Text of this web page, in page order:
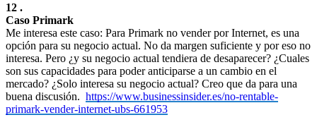
12 .
Caso Primark
Me interesa este caso: Para Primark no vender por Internet, es una
opción para su negocio actual. No da margen suficiente y por eso no
interesa. Pero ¿y su negocio actual tendiera de desaparecer? ¿Cuales
son sus capacidades para poder anticiparse a un cambio en el
mercado? ¿Solo interesa su negocio actual? Creo que da para una
buena discusión. https://www.businessinsider.es/no-rentable-
primark-vender-internet-ubs-661953